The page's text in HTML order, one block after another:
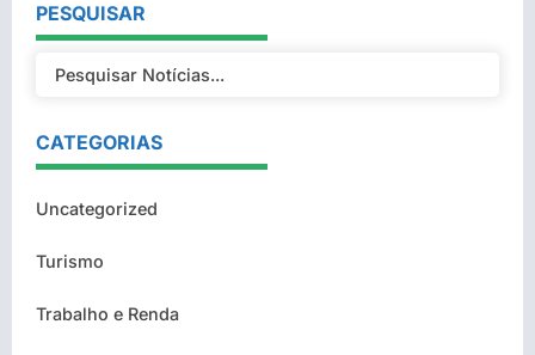
PESQUISAR
CATEGORIAS
Uncategorized
Turismo
Trabalho e Renda